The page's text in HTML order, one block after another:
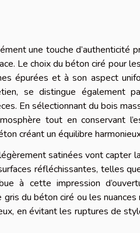
une touche d’authenticité
Le choix du béton ciré pour
épurées et à son aspect
se distingue également
En sélectionnant du bois
tout en conservant
créant un équilibre
satinées vont capter
réfléchissantes, telles
à cette impression
du béton ciré ou les
en évitant les ruptures de